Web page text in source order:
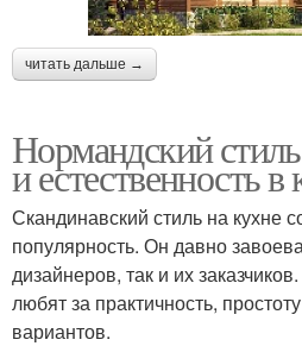
читать дальше →
Нормандский
и естественность
Скандинавский стиль на кухне
популярность. Он давно
дизайнеров, так и их
любят за практичность,
вариантов.